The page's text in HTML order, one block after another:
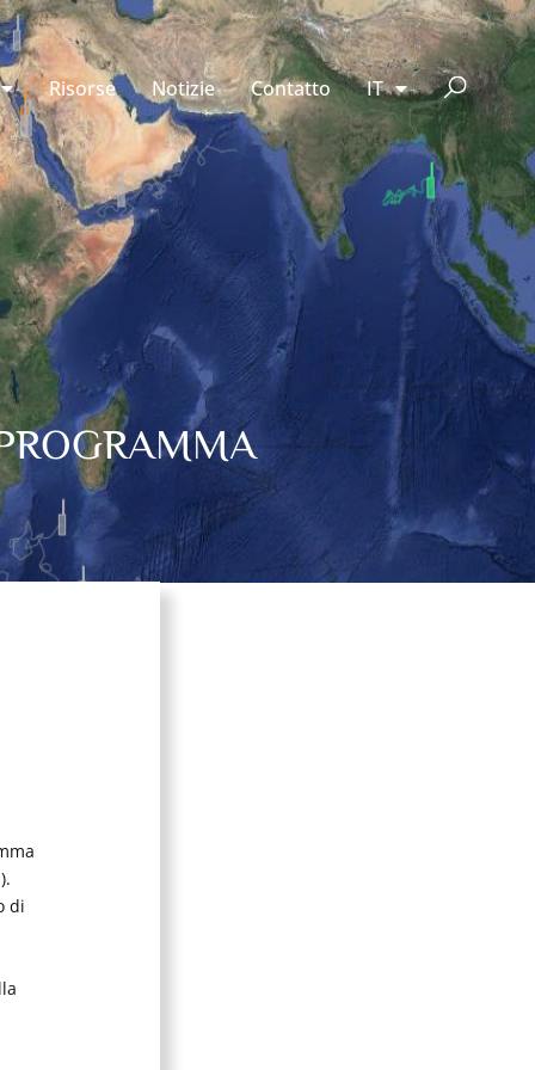
Risorse Notizie Contatto IT
di